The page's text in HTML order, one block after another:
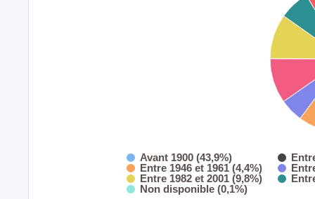
Avant 1900 (43,9%)
Entre 1946 et 1961 (4,4%)
Entre 1982 et 2001 (9,8%)
Non disponible (0,1%)